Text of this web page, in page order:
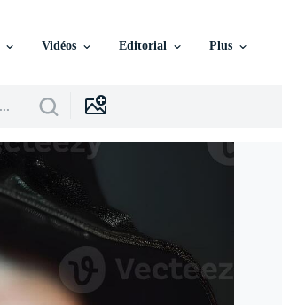
Vidéos Editorial Plus